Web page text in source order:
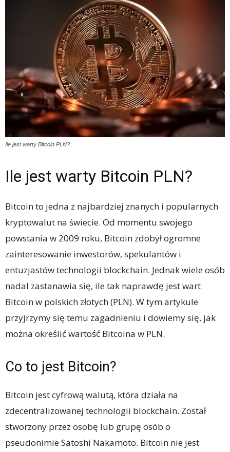
Ile jest warty Bitcoin PLN?
Ile jest warty Bitcoin PLN?
Bitcoin to jedna z najbardziej znanych i popularnych
kryptowalut na świecie. Od momentu swojego
powstania w 2009 roku, Bitcoin zdobył ogromne
zainteresowanie inwestorów, spekulantów i
entuzjastów technologii blockchain. Jednak wiele osób
nadal zastanawia się, ile tak naprawdę jest wart
Bitcoin w polskich złotych (PLN). W tym artykule
przyjrzymy się temu zagadnieniu i dowiemy się, jak
można określić wartość Bitcoina w PLN.
Co to jest Bitcoin?
Bitcoin jest cyfrową walutą, która działa na
zdecentralizowanej technologii blockchain. Został
stworzony przez osobę lub grupę osób o
pseudonimie Satoshi Nakamoto. Bitcoin nie jest